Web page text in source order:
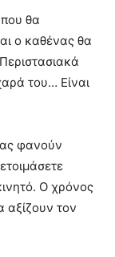
θα
ο καθένας θα
του… Είναι
φανούν
Ο χρόνος
αξίζουν τον